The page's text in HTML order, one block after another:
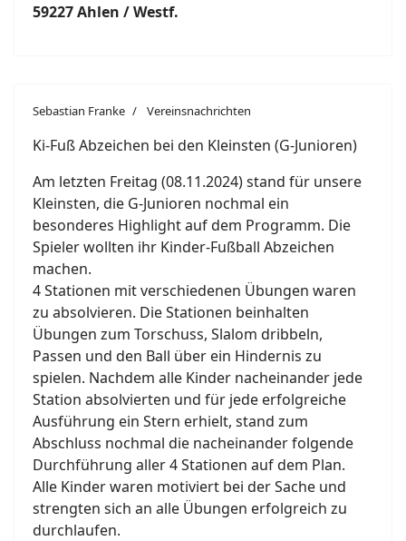
59227 Ahlen / Westf.
Sebastian Franke Vereinsnachrichten
Ki-Fuß Abzeichen bei den Kleinsten (G-Junioren)
Am letzten Freitag (08.11.2024) stand für unsere
Kleinsten, die G-Junioren nochmal ein
besonderes Highlight auf dem Programm. Die
Spieler wollten ihr Kinder-Fußball Abzeichen
machen.
4 Stationen mit verschiedenen Übungen waren
zu absolvieren. Die Stationen beinhalten
Übungen zum Torschuss, Slalom dribbeln,
Passen und den Ball über ein Hindernis zu
spielen. Nachdem alle Kinder nacheinander jede
Station absolvierten und für jede erfolgreiche
Ausführung ein Stern erhielt, stand zum
Abschluss nochmal die nacheinander folgende
Durchführung aller 4 Stationen auf dem Plan.
Alle Kinder waren motiviert bei der Sache und
strengten sich an alle Übungen erfolgreich zu
durchlaufen.